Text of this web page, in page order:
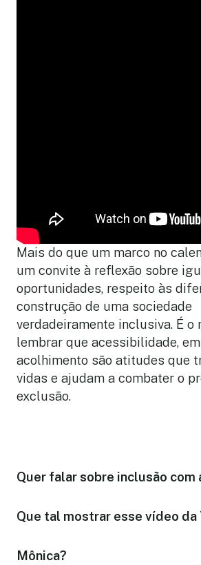
Mais do que um marco no
um convite à reflexão sobre
oportunidades, respeito às
construção de uma sociedade
verdadeiramente inclusiva. É o
lembrar que acessibilidade,
acolhimento são atitudes que
vidas e ajudam a combater o
exclusão.
Quer falar sobre inclusão com
Que tal mostrar esse vídeo da
Mônica?